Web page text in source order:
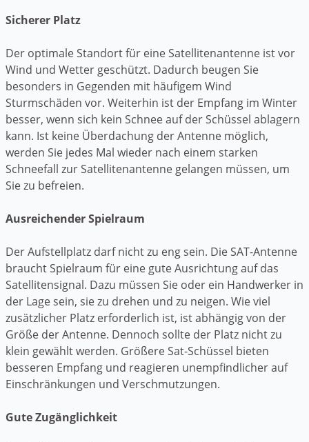
Sicherer Platz
Der optimale Standort für eine Satellitenantenne ist vor
Wind und Wetter geschützt. Dadurch beugen Sie
besonders in Gegenden mit häufigem Wind
Sturmschäden vor. Weiterhin ist der Empfang im Winter
besser, wenn sich kein Schnee auf der Schüssel ablagern
kann. Ist keine Überdachung der Antenne möglich,
werden Sie jedes Mal wieder nach einem starken
Schneefall zur Satellitenantenne gelangen müssen, um
Sie zu befreien.
Ausreichender Spielraum
Der Aufstellplatz darf nicht zu eng sein. Die SAT-Antenne
braucht Spielraum für eine gute Ausrichtung auf das
Satellitensignal. Dazu müssen Sie oder ein Handwerker in
der Lage sein, sie zu drehen und zu neigen. Wie viel
zusätzlicher Platz erforderlich ist, ist abhängig von der
Größe der Antenne. Dennoch sollte der Platz nicht zu
klein gewählt werden. Größere Sat-Schüssel bieten
besseren Empfang und reagieren unempfindlicher auf
Einschränkungen und Verschmutzungen.
Gute Zugänglichkeit